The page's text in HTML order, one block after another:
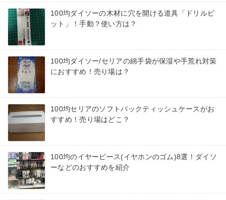
100均ダイソーの木材に穴を開ける道具「ドリルビ
ット」！手動？使い方は？
100均ダイソー/セリアの綿手袋が保湿や手荒れ対策
におすすめ！売り場は？
100均セリアのソフトパックティッシュケースがお
すすめ！売り場はどこ？
100均のイヤーピース(イヤホンのゴム)8選！ダイソ
ーなどのおすすめを紹介